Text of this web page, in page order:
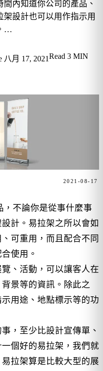
內知道你公司的產品、
設計也可以用作指示用
…
八月 17, 2021Read 3 MIN
2021-08-17
，不論你是從事什麼事
計。易拉架之所以會如
可重用，而且配合不同
使用。
、活動，可以讓客人在
景等的資訊。除此之
用途、地點標示等的功
，至少比設計宣傳單、
個好的易拉架，我們就
拉架算是比較大型的展